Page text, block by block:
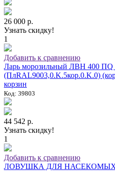
26 000 р.
Узнать скидку!
1
Добавить к сравнению
Ларь морозильный ЛВН 400 ПQ
(ПлRAL9003,0.K.5кор.0.K.0)
корзин
Код: 39803
44 542 р.
Узнать скидку!
1
Добавить к сравнению
ЛОВУШКА ДЛЯ НАСЕКОМЫХ